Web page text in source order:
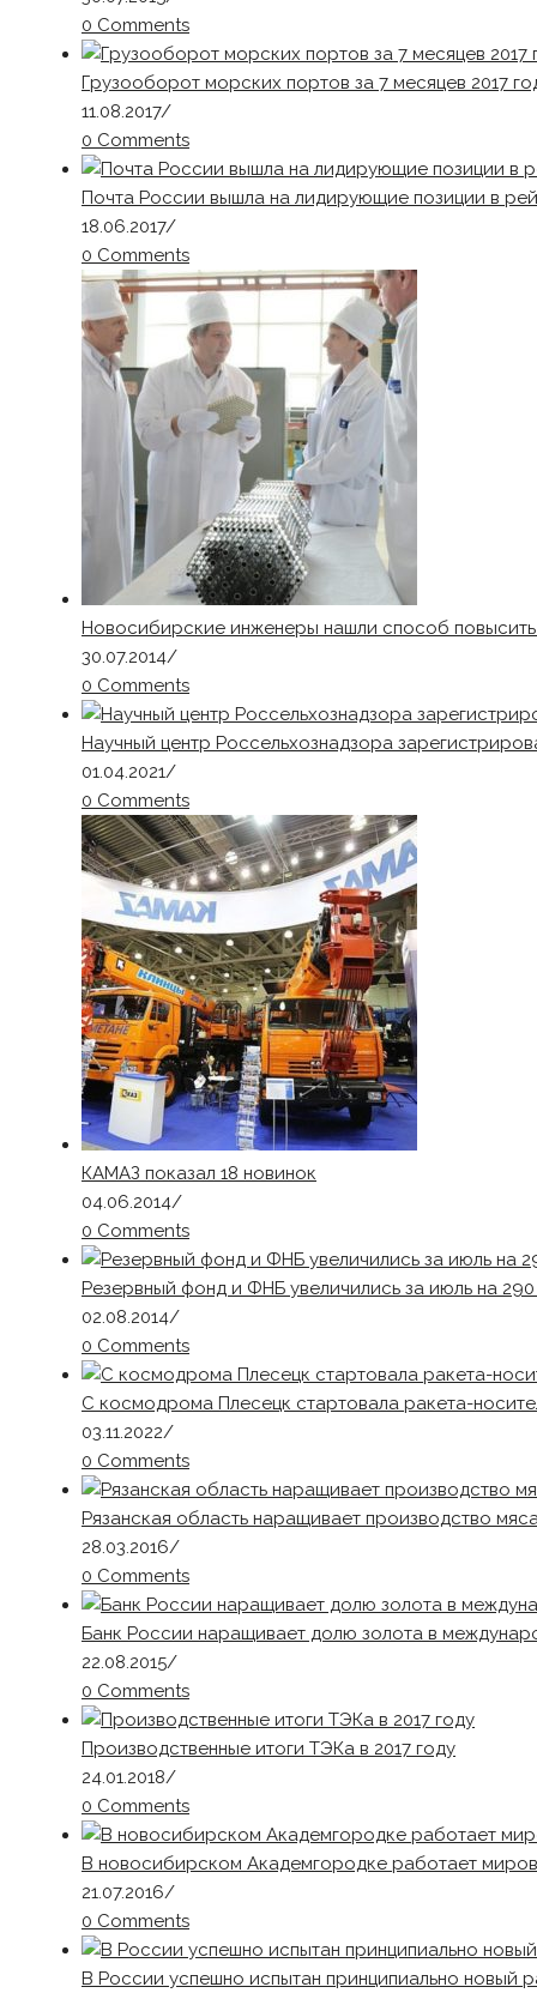
0 Comments
Грузооборот морских портов за 7 месяцев 2017
11.08.2017/
0 Comments
Почта России вышла на лидирующие позиции в
18.06.2017/
0 Comments
Новосибирские инженеры нашли способ
30.07.2014/
0 Comments
Научный центр Россельхознадзора
01.04.2021/
0 Comments
КАМАЗ показал 18 новинок
04.06.2014/
0 Comments
Резервный фонд и ФНБ увеличились за июль на
02.08.2014/
0 Comments
С космодрома Плесецк стартовала ракета-
03.11.2022/
0 Comments
Рязанская область наращивает производство
28.03.2016/
0 Comments
Банк России наращивает долю золота в
22.08.2015/
0 Comments
Производственные итоги ТЭКа в 2017 году
24.01.2018/
0 Comments
В новосибирском Академгородке работает
21.07.2016/
0 Comments
В России успешно испытан принципиально новый